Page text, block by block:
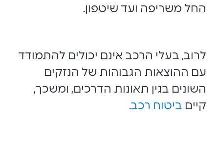
החל משריפה ועד שיטפון.
לרוב, בעלי הרכב אינם יכולים להתמודד
עם ההוצאות הגבוהות של הנזקים
השונים בגין תאונות הדרכים, ומשכך,
קיים ביטוח רכב.